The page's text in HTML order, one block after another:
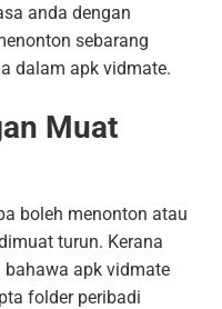
anda dengan
sebarang
dalam apk vidmate.
Muat
boleh menonton atau
turun. Kerana
apk vidmate
folder peribadi